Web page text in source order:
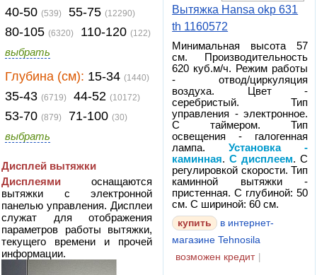
40-50 (539) 55-75 (12290)
80-105 (6320) 110-120 (122)
выбрать
Глубина (см): 15-34 (1440)
35-43 (6719) 44-52 (10172)
53-70 (879) 71-100 (30)
выбрать
Дисплей вытяжки
Дисплеями оснащаются
вытяжки с электронной
панелью управления. Дисплеи
служат для отображения
параметров работы вытяжки,
текущего времени и прочей
информации.
Вытяжка Hansa okp 631
th 1160572
Минимальная высота 57
см. Производительность
620 куб.м/ч. Режим работы
- отвод/циркуляция
воздуха. Цвет -
серебристый. Тип
управления - электронное.
С таймером. Тип
освещения - галогенная
лампа.Установка -
каминная.С дисплеем. С
регулировкой скорости. Тип
каминной вытяжки -
пристенная. С глубиной: 50
см. С шириной: 60 см.
в интернет-
магазине Tehnosila
возможен кредит